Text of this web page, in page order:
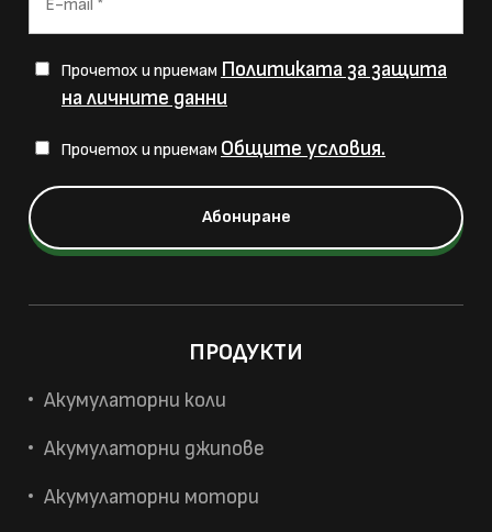
Прочетох и приемам Политиката за защита
на личните данни
Прочетох и приемам Общите условия.
ПРОДУКТИ
Акумулаторни коли
Акумулаторни джипове
Акумулаторни мотори